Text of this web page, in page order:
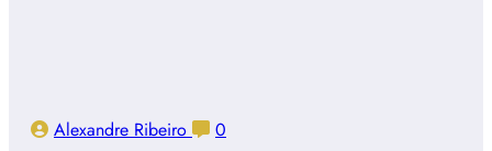
Alexandre Ribeiro 0